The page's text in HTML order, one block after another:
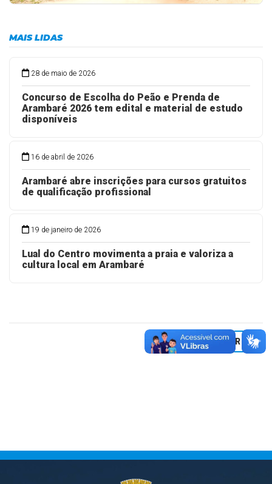
MAIS LIDAS
28 de maio de 2026
Arambaré 2026 tem edital e material de estudo
disponíveis
Arambaré abre inscrições para cursos gratuitos
de qualificação profissional